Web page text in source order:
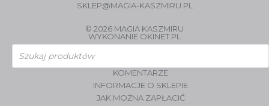
SKLEP@MAGIA-KASZMIRU.PL
© 2026 MAGIA KASZMIRU
WYKONANIE OKINET.PL
Wyszukiwarka
produktów
KOMENTARZE
INFORMACJE O SKLEPIE
JAK MOŻNA ZAPŁACIĆ